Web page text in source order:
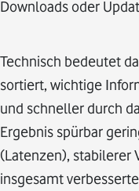
Downloads oder
Technisch bedeutet
sortiert, wichtige
und schneller durch
Ergebnis spürbar
(Latenzen), stabilerer
insgesamt